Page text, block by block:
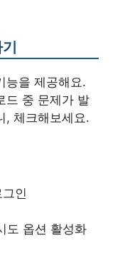
능을 제공해요.
드 중 문제가 발
, 체크해보세요.
인
도 옵션 활성화